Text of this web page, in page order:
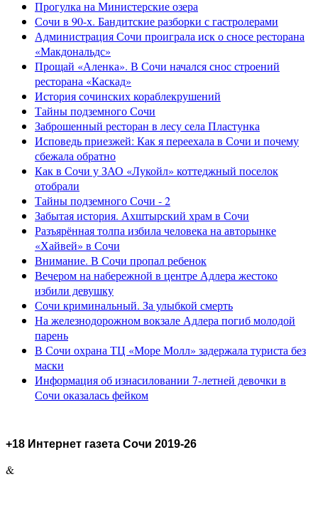
Прогулка на Министерские озера
Сочи в 90-х. Бандитские разборки с гастролерами
Администрация Сочи проиграла иск о сносе ресторана
«Макдональдс»
Прощай «Аленка». В Сочи начался снос строений
ресторана «Каскад»
История сочинских кораблекрушений
Тайны подземного Сочи
Заброшенный ресторан в лесу села Пластунка
Исповедь приезжей: Как я переехала в Сочи и почему
сбежала обратно
Как в Сочи у ЗАО «Лукойл» коттеджный поселок
отобрали
Тайны подземного Сочи - 2
Забытая история. Ахштырский храм в Сочи
Разъярённая толпа избила человека на авторынке
«Хайвей» в Сочи
Внимание. В Сочи пропал ребенок
Вечером на набережной в центре Адлера жестоко
избили девушку
Сочи криминальный. За улыбкой смерть
На железнодорожном вокзале Адлера погиб молодой
парень
В Сочи охрана ТЦ «Море Молл» задержала туриста без
маски
Информация об изнасиловании 7-летней девочки в
Сочи оказалась фейком
+18 Интернет газета Сочи 2019-26
&